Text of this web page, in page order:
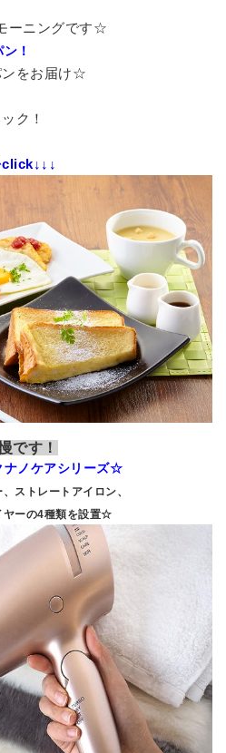
ーニングです☆
！
ンをお届け☆
ク！
です！
ナノケアシリーズ☆
ストレートアイロン、
ヤーの4種類を設置☆